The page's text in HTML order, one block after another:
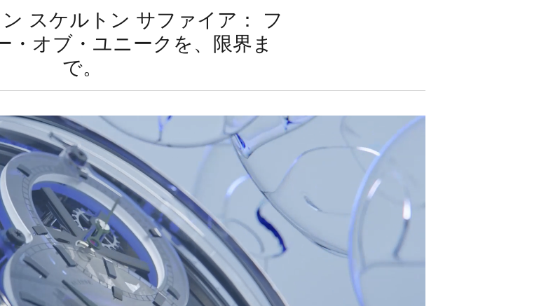
スケルトン サファイア： フ
・オブ・ユニークを、限界ま
で。